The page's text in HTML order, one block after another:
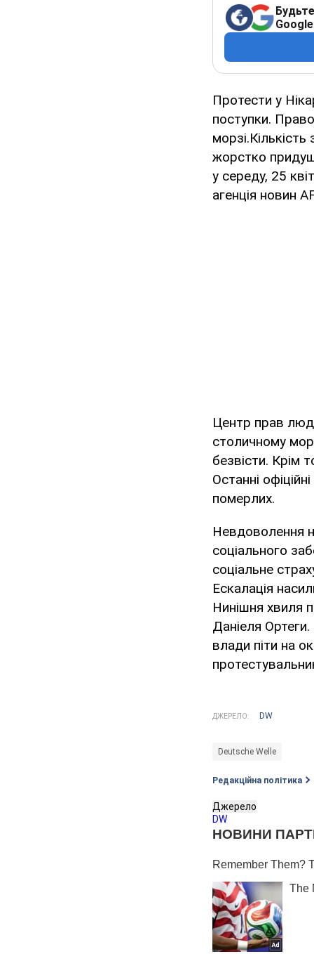
Google
Протести у
поступки.
жорстко
у середу, 25
агенція новин
Центр прав
столичному
безвісти. Крім
Останні
померлих.
Невдоволення
соціального
соціальне
Ескалація
Нинішня хвиля
Даніеля
влади піти на
ДЖЕРЕЛО: DW
Deutsche Welle
Редакційна політика
Джерело
DW